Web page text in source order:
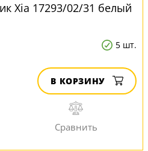
Xia 17293/02/31 белый
5 шт.
В КОРЗИНУ